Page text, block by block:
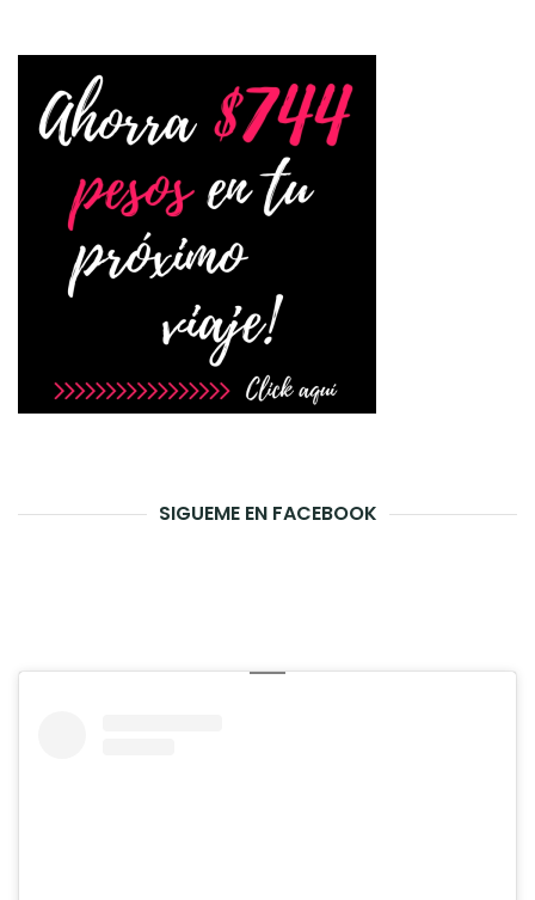
SIGUEME EN FACEBOOK